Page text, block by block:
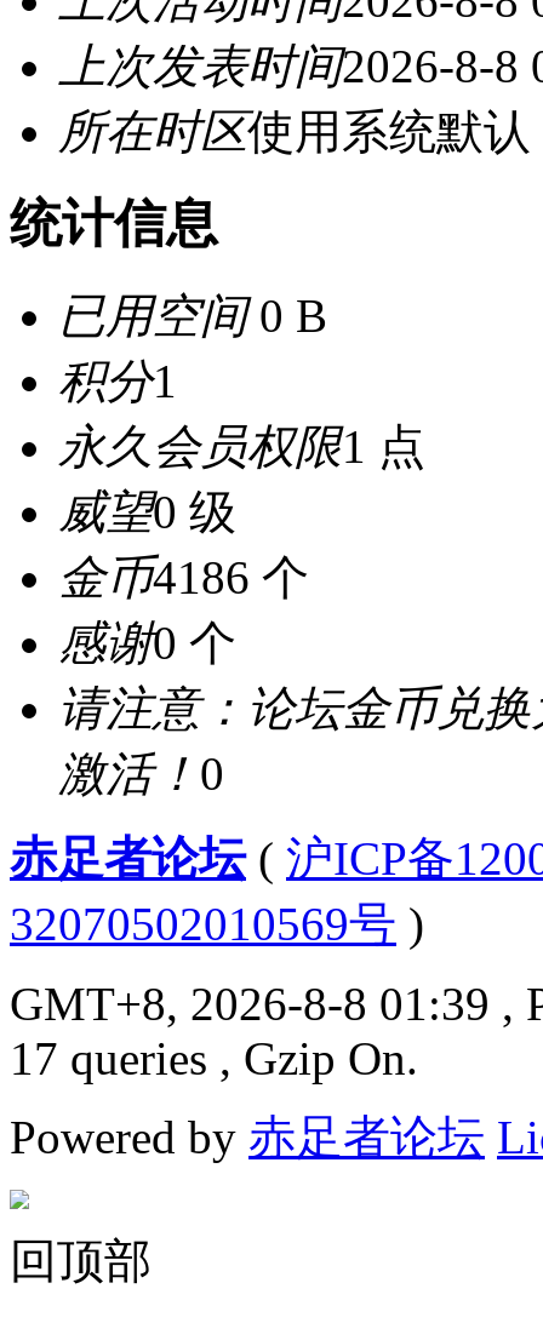
上次发表时间2026-8-8
所在时区使用系统默认
统计信息
已用空间0 B
积分1
永久会员权限1 点
威望0 级
金币4186 个
感谢0 个
请注意：论坛金币兑
激活！ 0
赤足者论坛( 沪ICP备
32070502010569号 )
GMT+8, 2026-8-8 01:39 ,
17 queries , Gzip On.
Powered by 赤足者论坛
回顶部